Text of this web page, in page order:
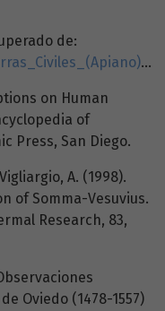
de:
on Human
of
Press, San Diego.
A. (1998).
of Somma-Vesuvius.
Research, 83,
Oviedo (1478-1557)